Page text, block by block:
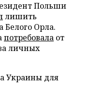
Польши
лишить
Белого Орла.
потребовала от
личных
Украины для